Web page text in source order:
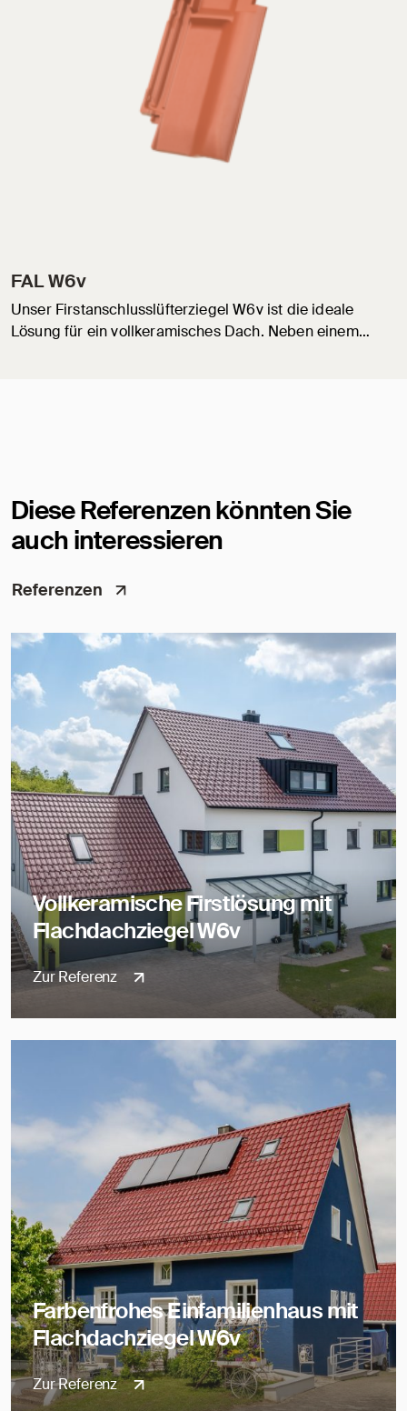
FAL W6v
Unser Firstanschlusslüfterziegel W6v ist die ideale
Lösung für ein vollkeramisches Dach. Neben einem…
Diese Referenzen könnten Sie
auch interessieren
Referenzen
Vollkeramische Firstlösung mit
Flachdachziegel W6v
Zur Referenz
Farbenfrohes Einfamilienhaus mit
Flachdachziegel W6v
Zur Referenz